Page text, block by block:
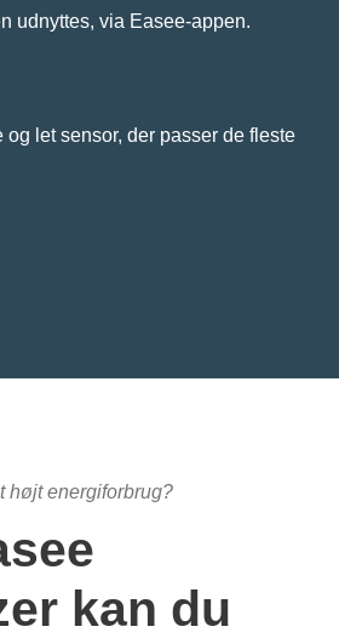
udnyttes, via Easee-appen.
og let sensor, der passer de fleste
højt energiforbrug?
kan du